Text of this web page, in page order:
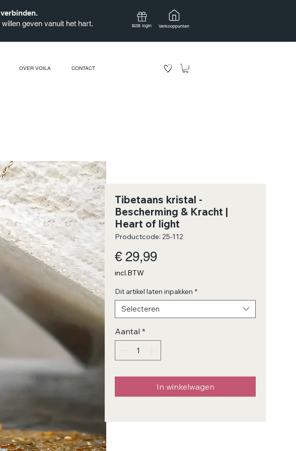
geven vanuit het hart.
Verkooppunten
B2B login
OVER VOILA CONTACT
Tibetaans kristal -
Bescherming & Kracht |
Heart of light
Productcode: 25-112
€ 29,99Prijs
incl.BTW
Dit artikel laten inpakken *
Selecteren
Aantal *
In winkelwagen